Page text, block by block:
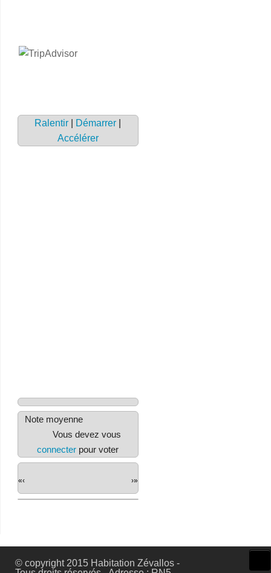
Ralentir Démarrer
Accélérer
Note moyenne
Vous devez vous
connecter pour voter
«‹ ›»
© copyright 2015 Habitation Zévallos -